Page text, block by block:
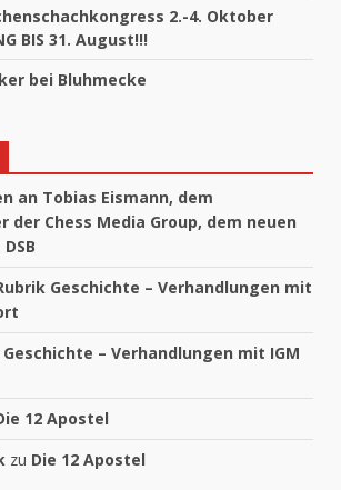
2.-4. Oktober
BIS 31. August!!!
bei Bluhmecke
an Tobias Eismann, dem
der Chess Media Group, dem neuen
Geschichte – Verhandlungen mit
Geschichte – Verhandlungen mit IGM
12 Apostel
zu Die 12 Apostel